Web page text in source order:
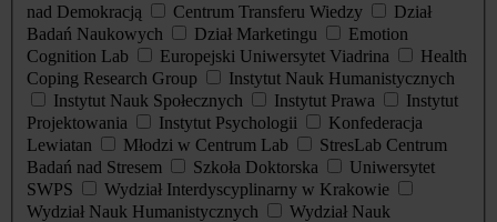
nad Demokracją
Centrum Transferu Wiedzy
Dział
Badań Naukowych
Dział Marketingu
Emotion
Cognition Lab
Europejski Uniwersytet Viadrina
Health
Coping Research Group
Instytut Nauk Humanistycznych
Instytut Nauk Społecznych
Instytut Prawa
Instytut
Projektowania
Instytut Psychologii
Konfederacja
Lewiatan
Młodzi w Centrum Lab
StresLab Centrum
Badań nad Stresem
Szkoła Doktorska
Uniwersytet
SWPS
Wydział Interdyscyplinarny w Krakowie
Wydział Nauk Humanistycznych
Wydział Nauk